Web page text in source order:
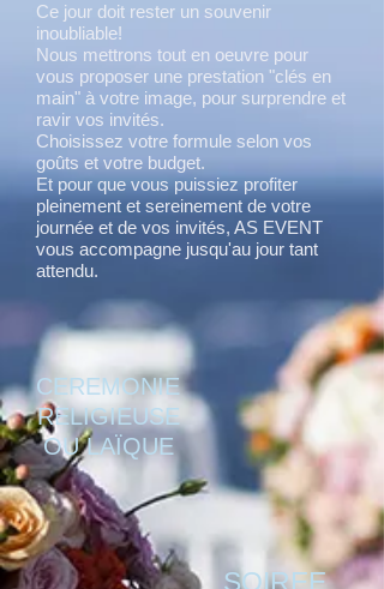
Ce jour doit rester un souvenir
inoubliable!
Nous mettrons tout en oeuvre pour
vous proposer une prestation "clés en
main" à votre image, pour surprendre et
ravir vos invités.
Choisissez votre formule selon vos
goûts et votre budget.
Et pour que vous puissiez profiter
pleinement et sereinement de votre
journée et de vos invités, AS EVENT
vous accompagne jusqu'au jour tant
attendu.
CEREMONIE
RELIGIEUSE
OU LAÏQUE
SOIREE